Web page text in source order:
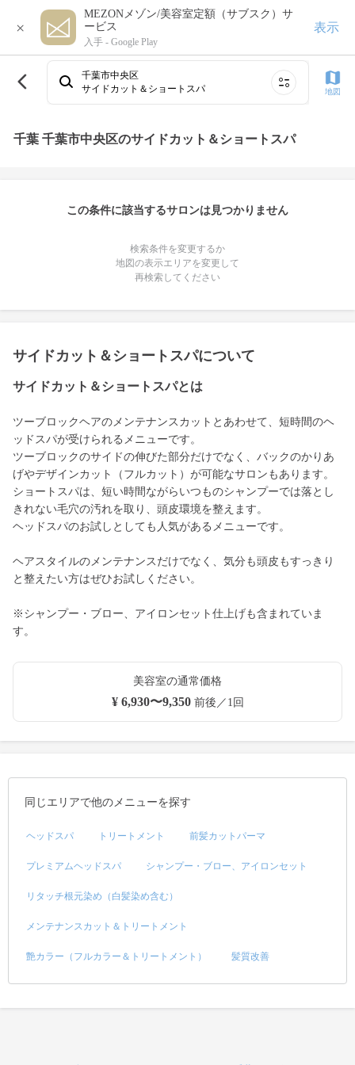
×
MEZONメゾン/美容室定額（サブスク）サ
ービス
入手 - Google Play
表示
千葉市中央区
サイドカット＆ショートスパ
地図
千葉 千葉市中央区のサイドカット＆ショートスパ
この条件に該当するサロンは見つかりません
検索条件を変更するか
地図の表示エリアを変更して
再検索してください
サイドカット＆ショートスパについて
サイドカット＆ショートスパとは
ツーブロックヘアのメンテナンスカットとあわせて、短時間のヘ
ッドスパが受けられるメニューです。
ツーブロックのサイドの伸びた部分だけでなく、バックのかりあ
げやデザインカット（フルカット）が可能なサロンもあります。
ショートスパは、短い時間ながらいつものシャンプーでは落とし
きれない毛穴の汚れを取り、頭皮環境を整えます。
ヘッドスパのお試しとしても人気があるメニューです。
ヘアスタイルのメンテナンスだけでなく、気分も頭皮もすっきり
と整えたい方はぜひお試しください。
※シャンプー・ブロー、アイロンセット仕上げも含まれていま
す。
美容室の通常価格
¥ 6,930〜9,350前後／1回
同じエリアで他のメニューを探す
ヘッドスパ トリートメント 前髪カットパーマ
プレミアムヘッドスパ シャンプー・ブロー、アイロンセット
リタッチ根元染め（白髪染め含む）
メンテナンスカット＆トリートメント
艶カラー（フルカラー＆トリートメント） 髪質改善